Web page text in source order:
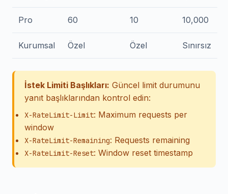
Pro 60 10 10,000
Kurumsal Özel Özel Sınırsız
İstek Limiti Başlıkları: Güncel limit durumunu
yanıt başlıklarından kontrol edin:
X-RateLimit-Limit: Maximum requests per
window
X-RateLimit-Remaining: Requests remaining
X-RateLimit-Reset: Window reset timestamp